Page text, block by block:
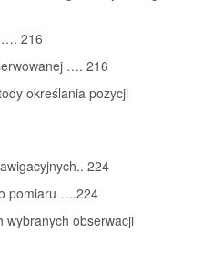
…. 216
…. 216
określania pozycji
224
pomiaru ….224
wybranych obserwacji